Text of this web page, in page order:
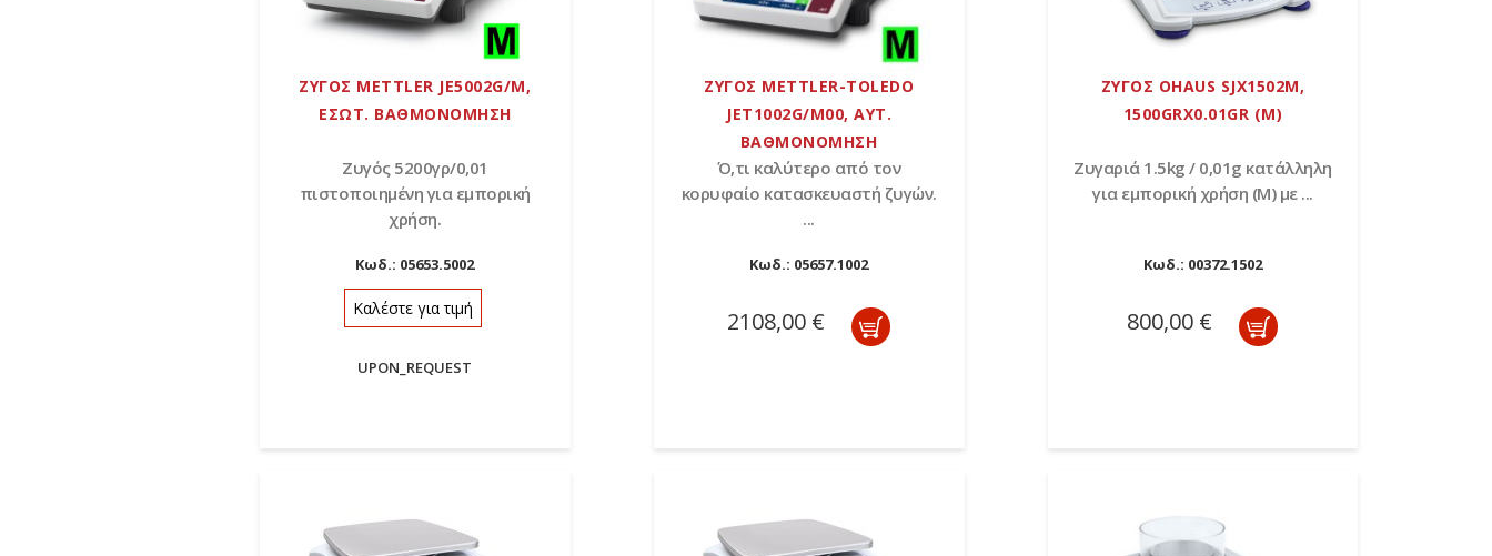
ΖΥΓΟΣ METTLER JE5002G/M,
ΕΣΩΤ. ΒΑΘΜΟΝΟΜΗΣΗ
Ζυγός 5200γρ/0,01
πιστοποιημένη για εμπορική
χρήση.
Κωδ.: 05653.5002
Καλέστε για τιμή
UPON_REQUEST
ΖΥΓΟΣ METTLER-TOLEDO
JET1002G/M00, ΑΥΤ.
ΒΑΘΜΟΝΟΜΗΣΗ
Ό,τι καλύτερο από τον
κορυφαίο κατασκευαστή ζυγών.
...
Κωδ.: 05657.1002
2108,00 €
ΖΥΓΟΣ OHAUS SJX1502M,
1500GRX0.01GR (M)
Ζυγαριά 1.5kg / 0,01g κατάλληλη
για εμπορική χρήση (Μ) με ...
Κωδ.: 00372.1502
800,00 €